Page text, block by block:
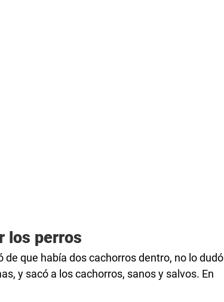
los perros
que había dos cachorros dentro, no lo dudó
y sacó a los cachorros, sanos y salvos. En